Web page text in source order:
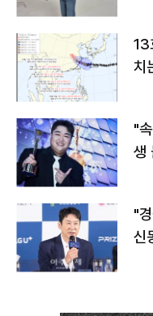
13
치
"
생
"
신